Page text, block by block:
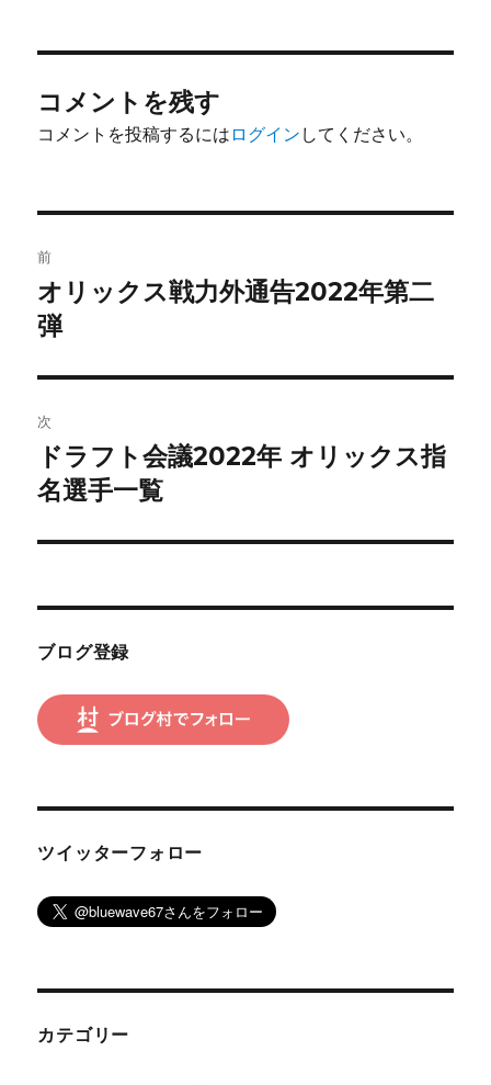
コメントを残す
コメントを投稿するには ログイン してください。
稿
ナ
ビ
ゲ
ー
シ
ン
前
前
の
稿:
オリックス戦力外通告2022年第二
弾
次
次
の
稿:
ドラフト会議2022年 オリックス指
名選手一覧
ブログ登録
ツイッターフォロー
カテゴリー